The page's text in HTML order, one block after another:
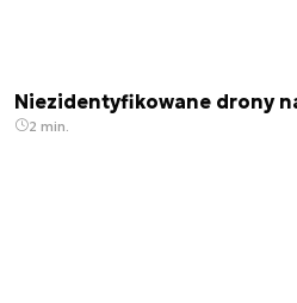
Niezidentyfikowane drony
2 min.